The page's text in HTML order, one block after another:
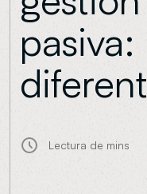
Lectura de mins